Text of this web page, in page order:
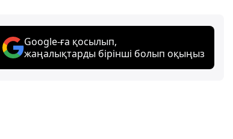
Google-ға қосылып,
жаңалықтарды бірінші болып оқыңыз